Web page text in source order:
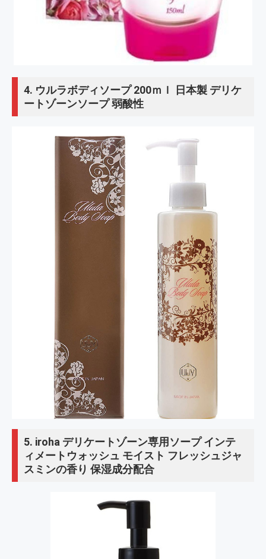
4. ウルラボディソープ 200ｍｌ 日本製 デリケ
ートゾーンソープ 弱酸性
5. iroha デリケートゾーン専用ソープ インテ
ィメートウォッシュ モイスト フレッシュジャ
スミンの香り 保湿成分配合